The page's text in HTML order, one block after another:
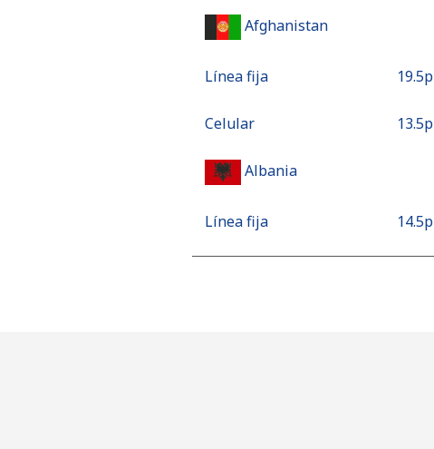
Afghanistan
Línea fija ⁦19.5p⁩
Celular ⁦13.5p⁩
Albania
Línea fija ⁦14.5p⁩